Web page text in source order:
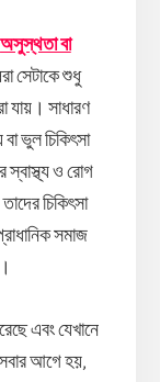
অসুস্থতা বা
সেটাকে শুধু
যায়। সাধারণ
ভুল চিকিৎসা
স্বাস্থ্য ও রোগ
চিকিৎসা
সমাজ
এবং যেখানে
সবার আগে হয়,